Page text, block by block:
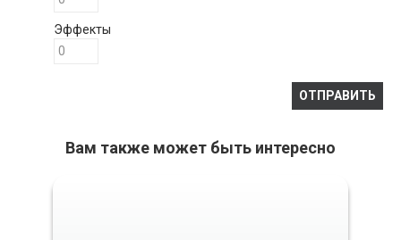
Эффекты
Вам также может быть интересно